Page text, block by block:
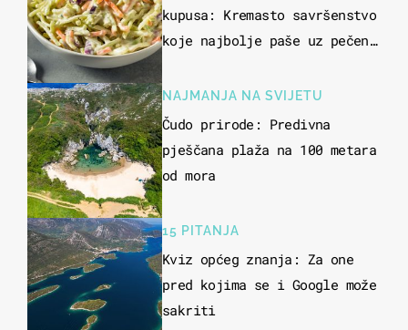
kupusa: Kremasto savršenstvo
koje najbolje paše uz pečeno
NAJMANJA NA SVIJETU
Čudo prirode: Predivna
pješčana plaža na 100 metara
od mora
15 PITANJA
Kviz općeg znanja: Za one
pred kojima se i Google može
sakriti